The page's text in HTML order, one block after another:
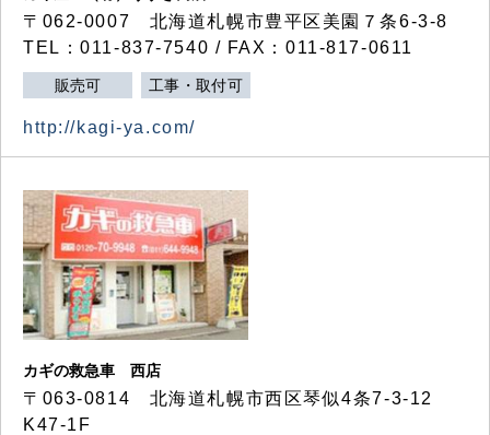
〒062-0007 北海道札幌市豊平区美園７条6-3-8
TEL：011-837-7540 / FAX：011-817-0611
販売可 工事・取付可
http://kagi-ya.com/
カギの救急車 西店
〒063-0814 北海道札幌市西区琴似4条7-3-12
K47-1F